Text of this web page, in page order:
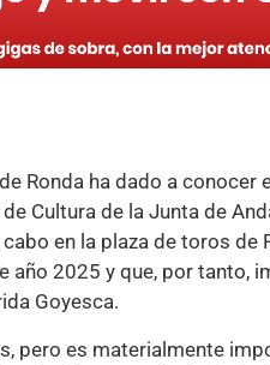
Ronda ha dado a
Cultura de la Junta de
en la plaza de toros de
año 2025 y que, por tanto,
Goyesca.
pero es materialmente